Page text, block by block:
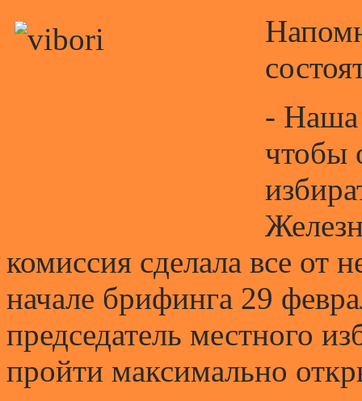
- Наша
чтобы
комиссия сделала все от
начале брифинга 29
председатель местного
пройти максимально